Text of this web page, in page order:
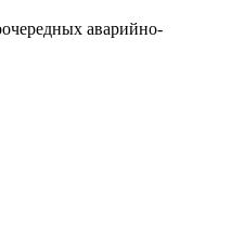
аварийно-